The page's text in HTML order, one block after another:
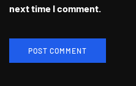
next time I comment.